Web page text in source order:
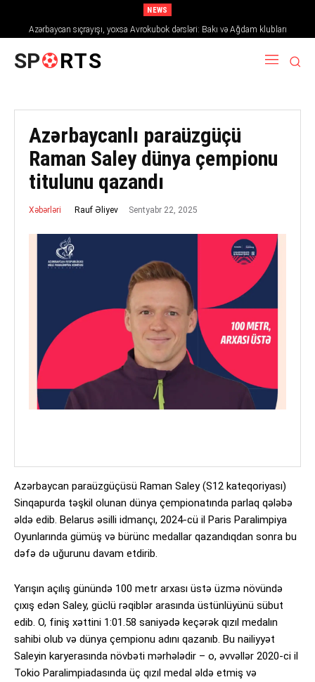
NEWS
Azərbaycan sıçrayışı, yoxsa Avrokubok dərsləri: Bakı və Ağdam klubları
2026/27 mövsümündə Avropanı necə fəth edir
SP RTS
Azərbaycanlı paraüzgüçü
Raman Saley dünya çempionu
titulunu qazandı
Xəbərləri Rauf Əliyev Sentyabr 22, 2025
Azərbaycan paraüzgüçüsü Raman Saley (S12 kateqoriyası)
Sinqapurda təşkil olunan dünya çempionatında parlaq qələbə
əldə edib. Belarus əsilli idmançı, 2024-cü il Paris Paralimpiya
Oyunlarında gümüş və bürünc medallar qazandıqdan sonra bu
dəfə də uğurunu davam etdirib.
Yarışın açılış günündə 100 metr arxası üstə üzmə növündə
çıxış edən Saley, güclü rəqiblər arasında üstünlüyünü sübut
edib. O, finiş xəttini 1:01.58 saniyədə keçərək qızıl medalın
sahibi olub və dünya çempionu adını qazanıb. Bu nailiyyət
Saleyin karyerasında növbəti mərhələdir – o, əvvəllər 2020-ci il
Tokio Paralimpiadasında üç qızıl medal əldə etmiş və